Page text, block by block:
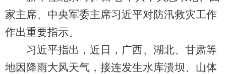
家主席、中央军委主席习近平对防汛救灾工作
作出重要指示。
习近平指出，近日，广西、湖北、甘肃等
地因降雨大风天气，接连发生水库溃坝、山体